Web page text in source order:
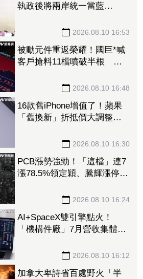
執政後將兩岸統一當藍
2026.08.10 16:53
被動元件重返榮耀！國巨*喊
客戶搶料11檔噴破半根
2026.08.10 16:48
16款舊iPhone增值了！蘋果
「舊換新」折抵價大調整
2026.08.10 16:30
PCB漲勢強勁！「這檔」連7
漲78.5%領定穎、騰輝漲停
2026.08.10 16:24
AI+SpaceX雙引擎點火！
「機構件廠」7月營收集體狂
2026.08.10 16:12
加拿大卑詩省百處野火「半